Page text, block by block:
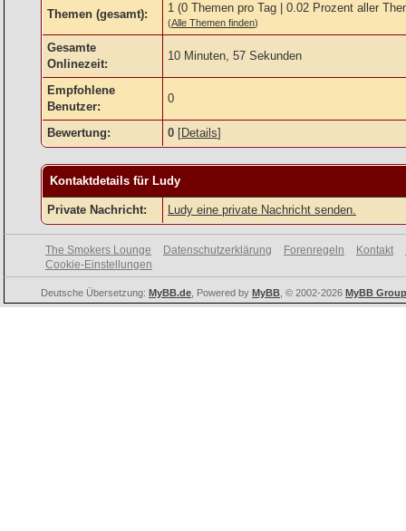
Themen (gesamt): 1 (0 Themen pro Tag | 0.02 Prozent aller
(Alle Themen finden)
Gesamte
Onlinezeit:
10 Minuten, 57 Sekunden
Empfohlene
Benutzer:
0
Bewertung: 0 [Details]
Kontaktdetails für Ludy
Private Nachricht: Ludy eine private Nachricht senden.
The Smokers Lounge Datenschutzerklärung Forenregeln Kontakt
Cookie-Einstellungen
Deutsche Übersetzung: MyBB.de , Powered by MyBB , © 2002-2026 MyBB Group